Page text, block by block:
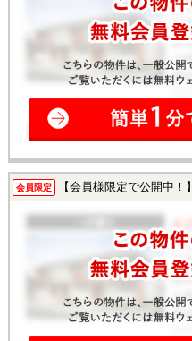
会員限定 【会員様限定で公開中！】